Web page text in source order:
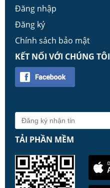
Đăng nhập
Đăng ký
Chính sách bảo mật
KẾT NỐI VỚI CHÚNG TÔI
TẢI PHẦN MỀM